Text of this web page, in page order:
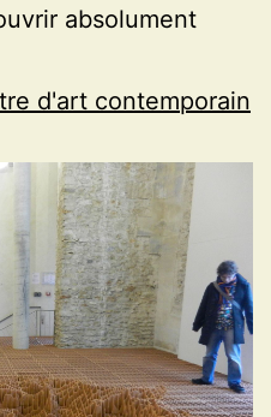
absolument
d'art contemporain